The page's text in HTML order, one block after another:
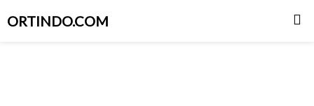
ORTINDO.COM